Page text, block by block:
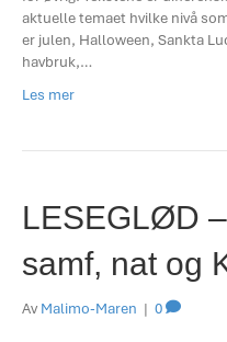
aktuelle temaet hvilke nivå
er julen, Halloween, Sankta
havbruk,…
Les mer
LESEGLØD
samf, nat og
Av Malimo-Maren | 0